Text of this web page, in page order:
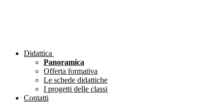
Didattica
Panoramica
Offerta formativa
Le schede didattiche
I progetti delle classi
Contatti